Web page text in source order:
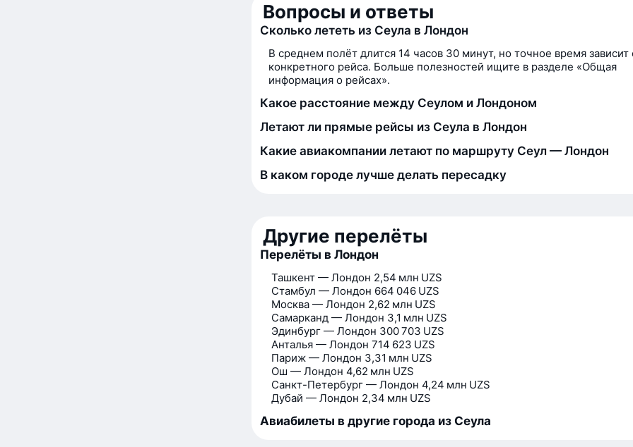
Вопросы и ответы
Сколько лететь из Сеула в Лондон
В среднем полёт длится 14 часов 30 минут, но точное время зависит
конкретного рейса. Больше полезностей ищите в разделе «Общая
информация о рейсах».
Какое расстояние между Сеулом и Лондоном
Летают ли прямые рейсы из Сеула в Лондон
Какие авиакомпании летают по маршруту Сеул — Лондон
В каком городе лучше делать пересадку
Другие перелёты
Перелёты в Лондон
Ташкент — Лондон 2,54 млн UZS
Стамбул — Лондон 664 046 UZS
Москва — Лондон 2,62 млн UZS
Самарканд — Лондон 3,1 млн UZS
Эдинбург — Лондон 300 703 UZS
Анталья — Лондон 714 623 UZS
Париж — Лондон 3,31 млн UZS
Ош — Лондон 4,62 млн UZS
Санкт-Петербург — Лондон 4,24 млн UZS
Дубай — Лондон 2,34 млн UZS
Авиабилеты в другие города из Сеула